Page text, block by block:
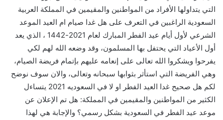
التي يتداولها الأفراد من المواطنين والمقيمين في المملكة العربية
السعودية الراغبين في التعرف على هل غدا صيام ام العيد الموعد
الشرعي لأول أيام عيد الفطر المبارك لعام 2021-1442 ، الذي يعد
أول الأعياد التي يحتفل بها المسلمون، وقد وضعه الله لهم لكي
يفرحوا ويشكروا الله تعالى على إنعامه عليهم بإتمام فريضة الصيام،
وهي الفريضة التي استأثر بثوابها سبحانه وتعالى، والان سوف نوضح
لكم هل صحيح غدا العيد الفطر او لا في السعوديه 2021 يتساءل
الكثير من المواطنين والمقيمين في المملكة: هل تم الإعلان عن
موعد عيد الفطر في السعودية بشكل رسمي؟ والإجابة هي لهذا